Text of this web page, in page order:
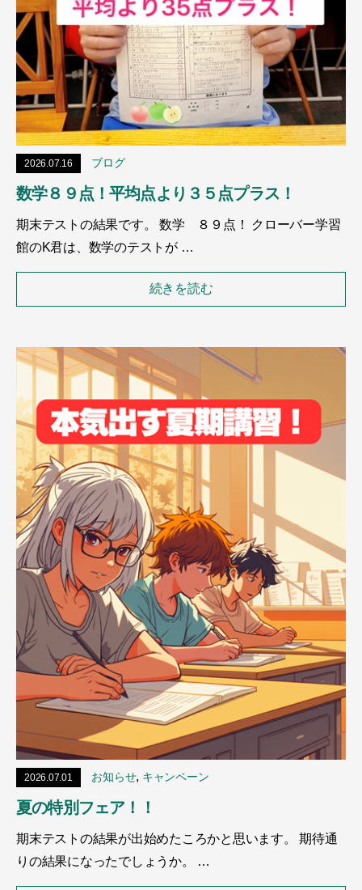
2026.07.16 ブログ
数学８９点！平均点より３５点プラス！
期末テストの結果です。 数学 ８９点！ クローバー学習
館のK君は、数学のテストが …
続きを読む
2026.07.01 お知らせ, キャンペーン
夏の特別フェア！！
期末テストの結果が出始めたころかと思います。 期待通
りの結果になったでしょうか。 …